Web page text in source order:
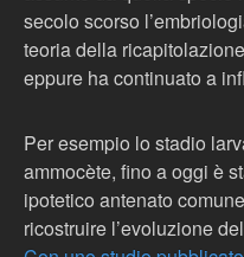
secolo scorso
teoria della
eppure ha continuato a
Per esempio lo stadio
ammocète, fino a oggi è
ipotetico antenato
ricostruire l’evoluzione